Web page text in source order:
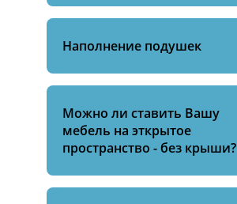
Наполнение подушек
Можно ли ставить Вашу
мебель на эткрытое
пространство - без крыши?